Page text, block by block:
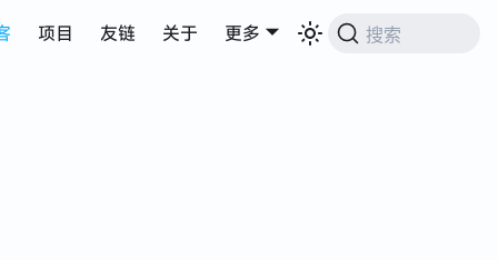
项目 友链 关于 更多 搜索